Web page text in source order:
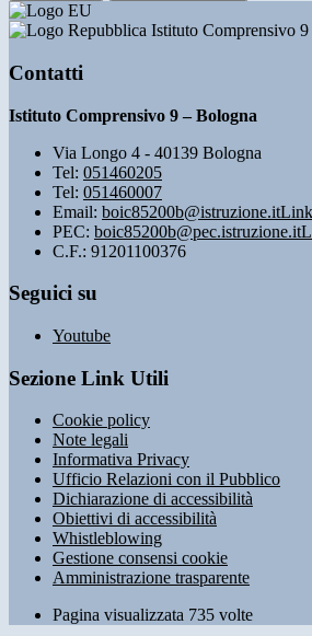
Istituto Comprensivo
Contatti
Istituto Comprensivo 9 – Bologna
Via Longo 4 - 40139 Bologna
Tel: 051460205
Tel: 051460007
Email: boic85200b@istruzione.it
PEC: boic85200b@pec.istruzione.it
C.F.: 91201100376
Seguici su
Youtube
Sezione Link Utili
Cookie policy
Note legali
Informativa Privacy
Ufficio Relazioni con il Pubblico
Dichiarazione di accessibilità
Obiettivi di accessibilità
Whistleblowing
Gestione consensi cookie
Amministrazione trasparente
Pagina visualizzata 735 volte